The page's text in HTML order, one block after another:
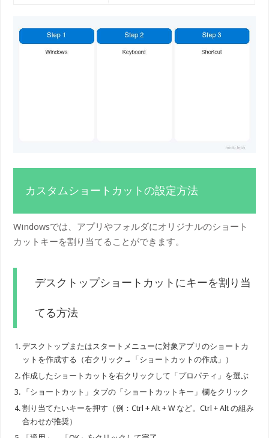
カスタムショートカットの設定方法
Windowsでは、アプリやフォルダにオリジナルのショート
カットキーを割り当てることができます。
デスクトップショートカットにキーを割り当
てる方法
デスクトップまたはスタートメニューに対象アプリのショートカ
ットを作成する（右クリック→「ショートカットの作成」）
作成したショートカットを右クリックして「プロパティ」を選ぶ
「ショートカット」タブの「ショートカットキー」欄をクリック
割り当てたいキーを押す（例：Ctrl + Alt + W など。Ctrl + Alt の組み
合わせが推奨）